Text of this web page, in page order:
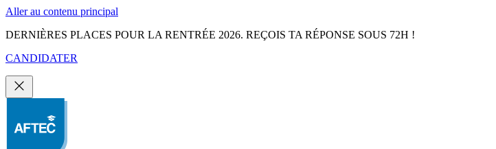
Aller au contenu principal
DERNIÈRES PLACES POUR LA RENTRÉE 2026. REÇOIS TA RÉPONSE SOUS 72H !
CANDIDATER